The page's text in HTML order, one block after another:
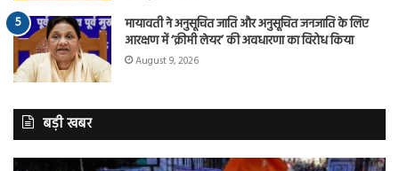
मायावती ने अनुसूचित जाति और अनुसूचित जनजाति के लिए
आरक्षण में ‘क्रीमी लेयर’ की अवधारणा का विरोध किया
August 9, 2026
बड़ी खबर